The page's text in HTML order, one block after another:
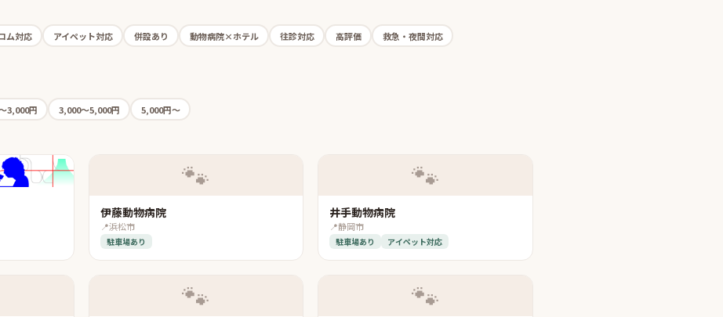
ム対応 アイペット対応 併設あり 動物病院×ホテル 往診対応 高評価
救急・夜間対応
3,000円 3,000〜5,000円 5,000円〜
🐾
伊藤動物病院
📍浜松市
駐車場あり
🐾
井手動物病院
📍静岡市
駐車場あり アイペット対応
🐾 🐾